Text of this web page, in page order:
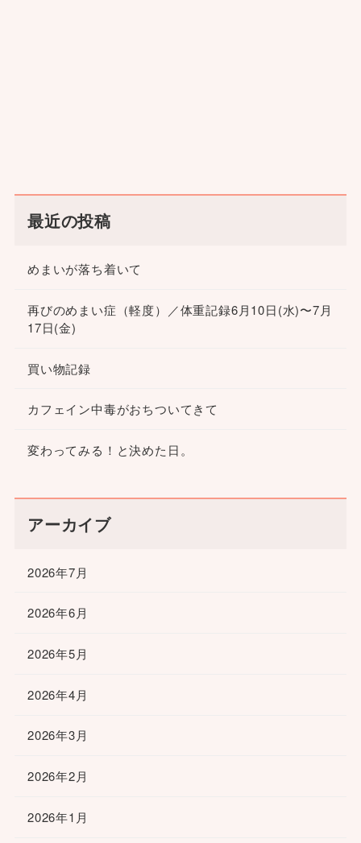
最近の投稿
めまいが落ち着いて
再びのめまい症（軽度）／体重記録6月10日(水)〜7月
17日(金)
買い物記録
カフェイン中毒がおちついてきて
変わってみる！と決めた日。
アーカイブ
2026年7月
2026年6月
2026年5月
2026年4月
2026年3月
2026年2月
2026年1月